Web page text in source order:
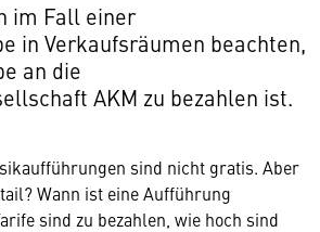
im Fall einer
in Verkaufsräumen beachten,
an die
AKM zu bezahlen ist.
sind nicht gratis. Aber
Wann ist eine Aufführung
sind zu bezahlen, wie hoch sind